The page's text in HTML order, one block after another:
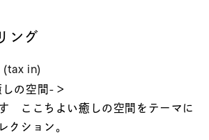
ング
(tax in)
の空間-＞
ここちよい癒しの空間をテーマに
クション。